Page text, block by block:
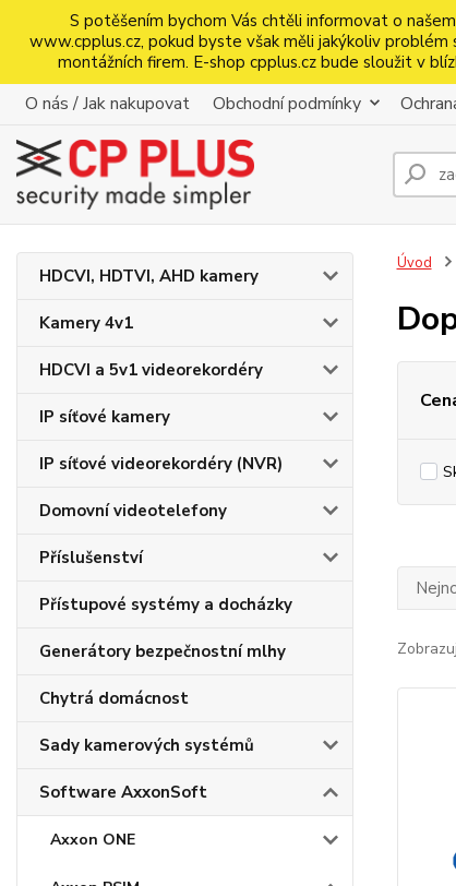
S potěšením bychom Vás chtěli informovat o
www.cpplus.cz, pokud byste však měli jakýkoliv
montážních firem. E-shop cpplus.cz bude sloužit v
O nás / Jak nakupovat Obchodní podmínky
HDCVI, HDTVI, AHD kamery
Kamery 4v1
HDCVI a 5v1 videorekordéry
IP síťové kamery
IP síťové videorekordéry (NVR)
Domovní videotelefony
Příslušenství
Přístupové systémy a docházky
Generátory bezpečnostní mlhy
Chytrá domácnost
Sady kamerových systémů
Software AxxonSoft
Axxon ONE
Úvod